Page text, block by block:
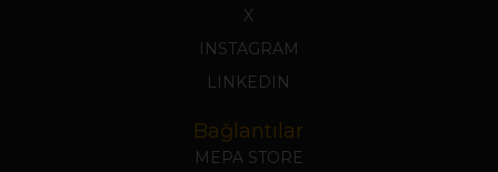
X
INSTAGRAM
LINKEDIN
Bağlantılar
MEPA STORE